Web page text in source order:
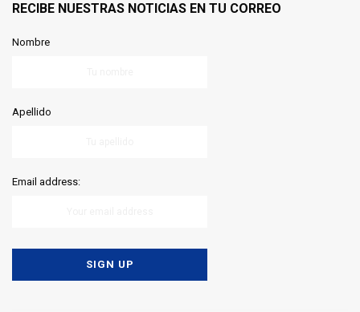
RECIBE NUESTRAS NOTICIAS EN TU CORREO
Nombre
Apellido
Email address: